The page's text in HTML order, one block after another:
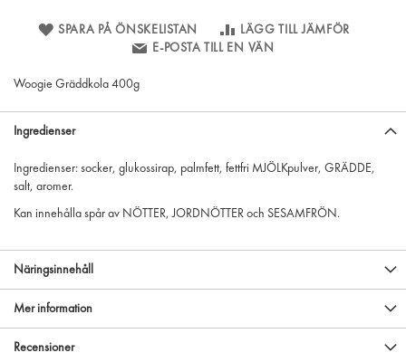
SPARA PÅ ÖNSKELISTAN
LÄGG TILL JÄMFÖR
E-POSTA TILL EN VÄN
Woogie Gräddkola 400g
Ingredienser
Ingredienser: socker, glukossirap, palmfett, fettfri MJÖLKpulver, GRÄDDE,
salt, aromer.
Kan innehålla spår av NÖTTER, JORDNÖTTER och SESAMFRÖN.
Näringsinnehåll
Mer information
Recensioner